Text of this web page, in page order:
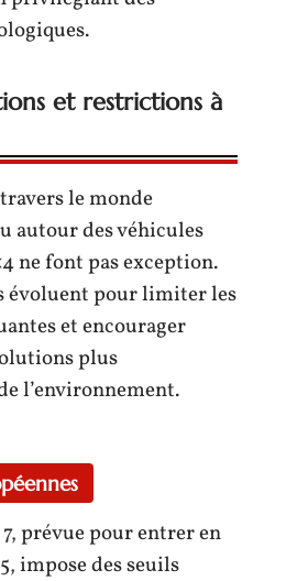
et restrictions à
le monde
autour des véhicules
ne font pas exception.
évoluent pour limiter les
et encourager
plus
l’environnement.
prévue pour entrer en
impose des seuils